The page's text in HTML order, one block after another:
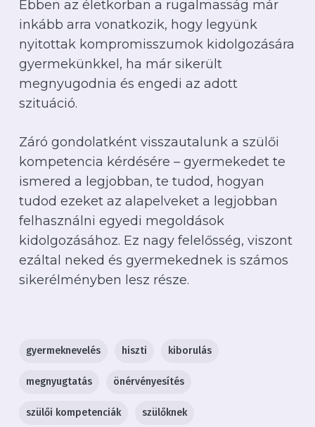
Ebben az életkorban a rugalmasság már
inkább arra vonatkozik, hogy legyünk
nyitottak kompromisszumok kidolgozására
gyermekünkkel, ha már sikerült
megnyugodnia és engedi az adott
szituáció.
Záró gondolatként visszautalunk a szülői
kompetencia kérdésére – gyermekedet te
ismered a legjobban, te tudod, hogyan
tudod ezeket az alapelveket a legjobban
felhasználni egyedi megoldások
kidolgozásához. Ez nagy felelősség, viszont
ezáltal neked és gyermekednek is számos
sikerélményben lesz része.
gyermeknevelés hiszti kiborulás
megnyugtatás önérvényesítés
szülői kompetenciák szülőknek